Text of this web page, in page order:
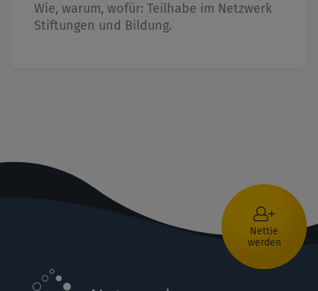
Wie, warum, wofür: Teilhabe im Netzwerk
Stiftungen und Bildung.
Nettie
werden